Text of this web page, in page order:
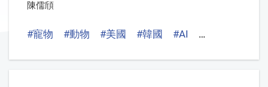
陳儒頎
#寵物 #動物 #美國 #韓國 #AI #智慧